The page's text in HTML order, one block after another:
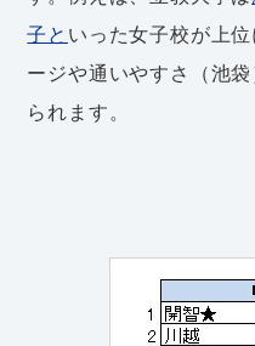
子と いった女子校が上
ージや通いやすさ（池
られます。